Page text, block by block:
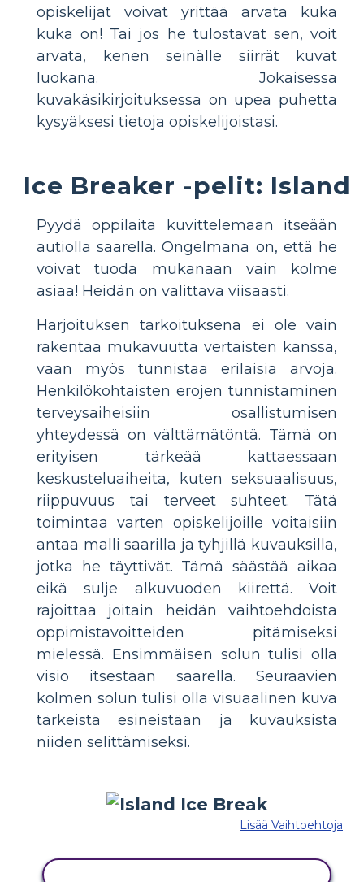
opiskelijat voivat yrittää arvata kuka
kuka on! Tai jos he tulostavat sen, voit
arvata, kenen seinälle siirrät kuvat
luokana. Jokaisessa
kuvakäsikirjoituksessa on upea puhetta
kysyäksesi tietoja opiskelijoistasi.
Ice Breaker -pelit: Island
Pyydä oppilaita kuvittelemaan itseään
autiolla saarella. Ongelmana on, että he
voivat tuoda mukanaan vain kolme
asiaa! Heidän on valittava viisaasti.
Harjoituksen tarkoituksena ei ole vain
rakentaa mukavuutta vertaisten kanssa,
vaan myös tunnistaa erilaisia arvoja.
Henkilökohtaisten erojen tunnistaminen
terveysaiheisiin osallistumisen
yhteydessä on välttämätöntä. Tämä on
erityisen tärkeää kattaessaan
keskusteluaiheita, kuten seksuaalisuus,
riippuvuus tai terveet suhteet. Tätä
toimintaa varten opiskelijoille voitaisiin
antaa malli saarilla ja tyhjillä kuvauksilla,
jotka he täyttivät. Tämä säästää aikaa
eikä sulje alkuvuoden kiirettä. Voit
rajoittaa joitain heidän vaihtoehdoista
oppimistavoitteiden pitämiseksi
mielessä. Ensimmäisen solun tulisi olla
visio itsestään saarella. Seuraavien
kolmen solun tulisi olla visuaalinen kuva
tärkeistä esineistään ja kuvauksista
niiden selittämiseksi.
Lisää Vaihtoehtoja